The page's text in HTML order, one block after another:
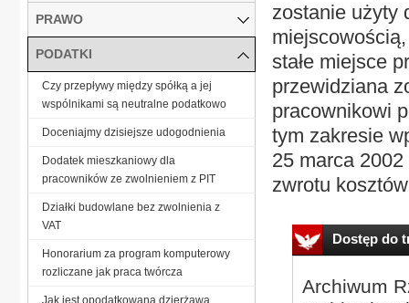
zostanie użyty
stałe miejsce
przewidziana
pracownikowi
tym zakresie
25 marca
zwrotu
Dostęp do
Archiwum
PRAWO
PODATKI
Czy przepływy między spółką a jej
wspólnikami są neutralne podatkowo
Doceniajmy dzisiejsze udogodnienia
Dodatek mieszkaniowy dla
pracowników ze zwolnieniem z PIT
Działki budowlane bez zwolnienia z
VAT
Honorarium za program komputerowy
rozliczane jak praca twórcza
Jak jest opodatkowana dzierżawa